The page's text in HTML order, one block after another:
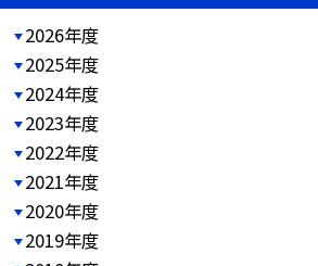
2026年度
2025年度
2024年度
2023年度
2022年度
2021年度
2020年度
2019年度